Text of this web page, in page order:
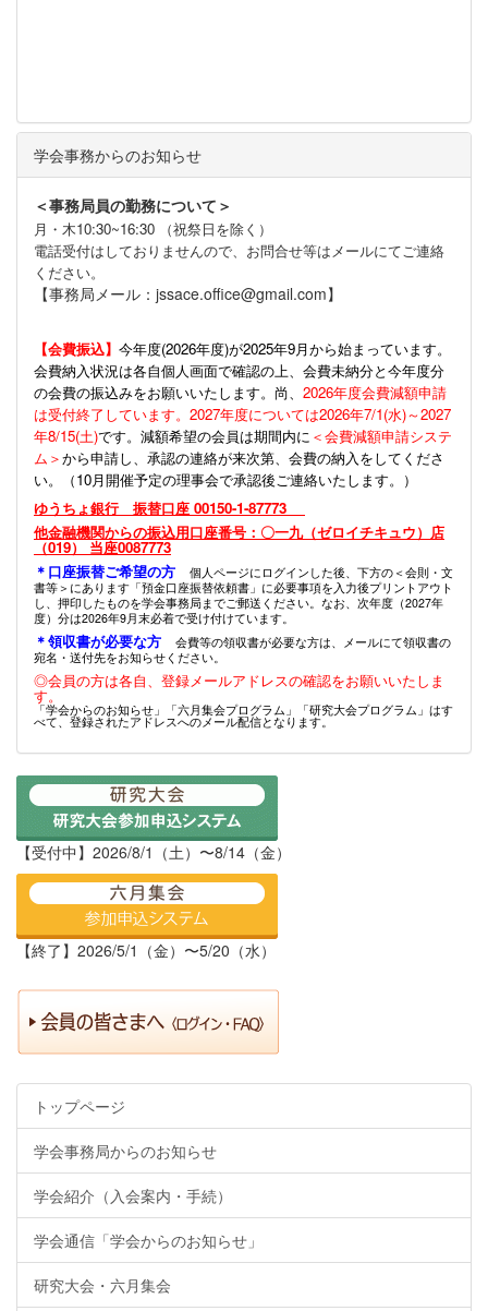
学会事務からのお知らせ
＜事務局員の勤務について＞
月・木10:30~16:30 （祝祭日を除く）
電話受付はしておりませんので、お問合せ等はメールにてご連絡
ください。
【事務局メール：jssace.office@gmail.com】
【会費振込】 今年度(2026年度)が2025年9月から始まっています。
会費納入状況は各自個人画面で確認の上、会費未納分と今年度分
の会費の振込みをお願いいたします。尚、 2026年度会費減額申請
は受付終了しています。2027年度については2026年7/1(水)～2027
年8/15(土)です。減額希望の会員は期間内に ＜会費減額申請システ
ム＞から申請し、承認の連絡が来次第、会費の納入をしてくださ
い。（10月開催予定の理事会で承認後ご連絡いたします。）
ゆうちょ銀行 振替口座 00150-1-87773
他金融機関からの振込用口座番号：〇一九（ゼロイチキュウ）店
（019） 当座0087773
＊口座振替ご希望の方
個人ページにログインした後、下方の＜会則・文
書等＞にあります「預金口座振替依頼書」に必要事項を入力後プリントアウト
し、押印したものを学会事務局までご郵送ください。なお、次年度（2027年
度）分は2026年9月末必着で受け付けています。
＊領収書が必要な方
会費等の領収書が必要な方は、メールにて領収書の
宛名・送付先をお知らせください。
◎会員の方は各自、登録メールアドレスの確認をお願いいたしま
す。
「学会からのお知らせ」「六月集会プログラム」「研究大会プログラム」はす
べて、登録されたアドレスへのメール配信となります。
【受付中】2026/8/1（土）〜8/14（金）
【終了】2026/5/1（金）〜5/20（水）
トップページ
学会事務局からのお知らせ
学会紹介（入会案内・手続）
学会通信「学会からのお知らせ」
研究大会・六月集会